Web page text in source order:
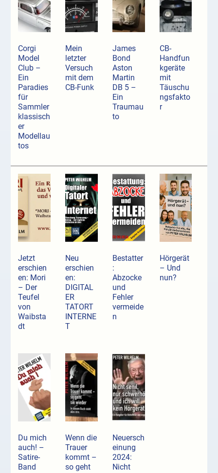
Corgi
Model
Club –
Ein
Paradies
für
Sammler
klassisch
er
Modellau
tos
Mein
letzter
Versuch
mit dem
CB-Funk
James
Bond
Aston
Martin
DB 5 –
Ein
Traumau
to
CB-
Handfun
kgeräte
mit
Täuschu
ngsfakto
r
Jetzt
erschien
en: Mori
– Der
Teufel
von
Waibsta
dt
Neu
erschien
en:
DIGITAL
ER
TATORT
INTERNE
T
Bestatter
:
Abzocke
und
Fehler
vermeide
n
Hörgerät
– Und
nun?
Du mich
auch! –
Satire-
Band
Wenn die
Trauer
kommt –
so geht
Neuersch
einung
2024:
Nicht